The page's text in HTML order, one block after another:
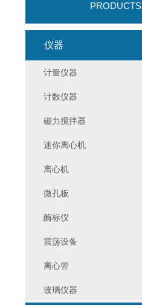
PRODUCTS
仪器
计量仪器
计数仪器
磁力搅拌器
迷你离心机
离心机
微孔板
酶标仪
震荡设备
离心管
玻璃仪器